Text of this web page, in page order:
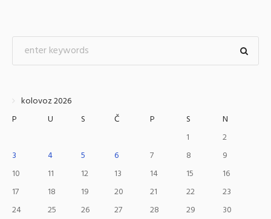
kolovoz 2026
P
U S Č P S
N
1
2
3
4 5 6 7 8
9
10
11 12 13 14 15
16
17
18 19 20 21 22
23
24
25 26 27 28 29
30